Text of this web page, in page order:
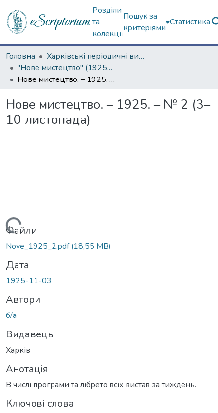
Розділи
та
колекції
Пошук за
критеріями
Статистика
Головна
Харківські періодичні видання
"Нове мистецтво" (1925–1928 рр.)
Нове мистецтво. – 1925. – № 2 (3–10 листопада)
Нове мистецтво. – 1925. – № 2 (3–
10 листопада)
Файли
Nove_1925_2.pdf(18,55 MB)
Дата
1925-11-03
Автори
б/а
Видавець
Харків
Анотація
В числі програми та лібрето всіх вистав за тиждень.
Ключові слова